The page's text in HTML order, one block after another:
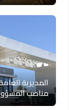
مناصب